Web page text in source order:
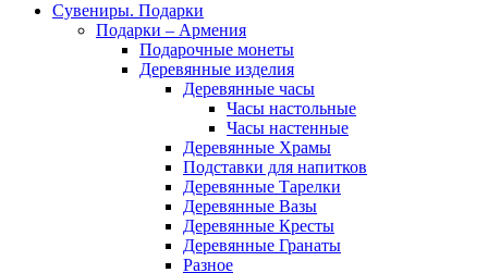
Сувениры. Подарки
Подарки – Армения
Подарочные монеты
Деревянные изделия
Деревянные часы
Часы настольные
Часы настенные
Деревянные Храмы
Подставки для напитков
Деревянные Тарелки
Деревянные Вазы
Деревянные Кресты
Деревянные Гранаты
Разное